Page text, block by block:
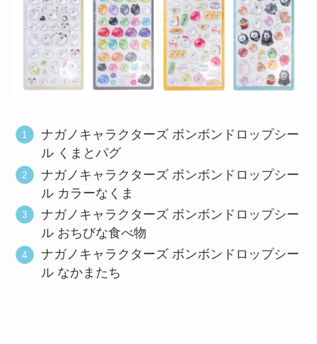
ナガノキャラクターズ ボンボンドロップシー
ル くまとパグ
ナガノキャラクターズ ボンボンドロップシー
ル カラーなくま
ナガノキャラクターズ ボンボンドロップシー
ル おちびな食べ物
ナガノキャラクターズ ボンボンドロップシー
ル なかまたち